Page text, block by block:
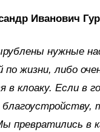
Иванович
нужные
по жизни, либо
в клоаку. Если в
превратились в